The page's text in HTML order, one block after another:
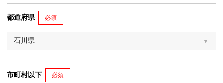
都道府県 必須
市町村以下 必須